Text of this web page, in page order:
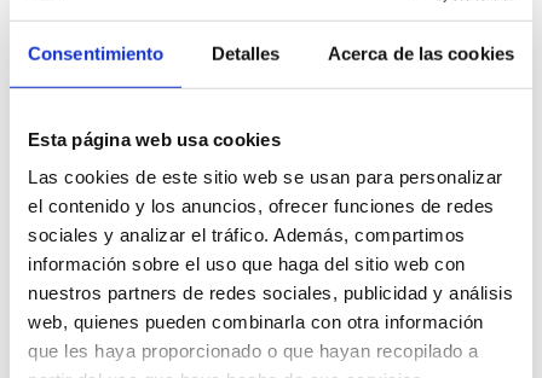
Consentimiento Detalles Acerca de las cookies
Esta página web usa cookies
Las cookies de este sitio web se usan para personalizar
el contenido y los anuncios, ofrecer funciones de redes
sociales y analizar el tráfico. Además, compartimos
información sobre el uso que haga del sitio web con
nuestros partners de redes sociales, publicidad y análisis
web, quienes pueden combinarla con otra información
que les haya proporcionado o que hayan recopilado a